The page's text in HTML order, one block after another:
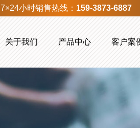
7×24小时销售热线： 159-3873-6887
关于我们 产品中心 客户案